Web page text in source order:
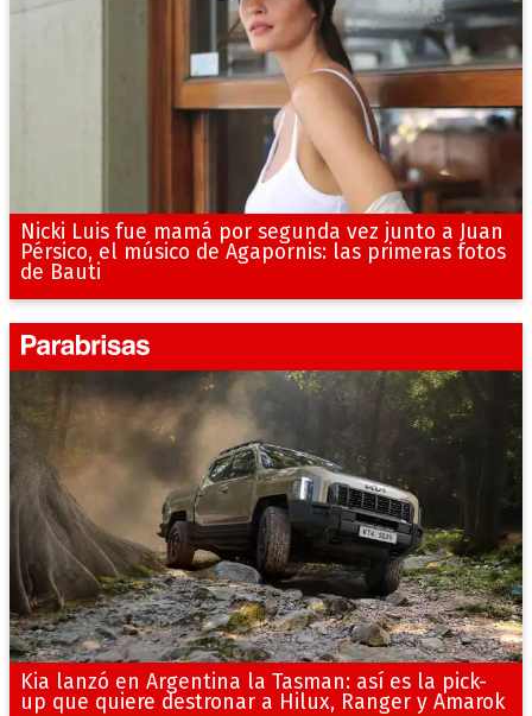
Nicki Luis fue mamá por segunda vez junto a Juan
Pérsico, el músico de Agapornis: las primeras fotos
de Bauti
Kia lanzó en Argentina la Tasman: así es la pick-
up que quiere destronar a Hilux, Ranger y Amarok